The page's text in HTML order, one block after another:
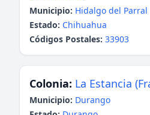
Municipio: Hidalgo del Parral
Estado: Chihuahua
Códigos Postales: 33903
Colonia: La Estancia
Municipio: Durango